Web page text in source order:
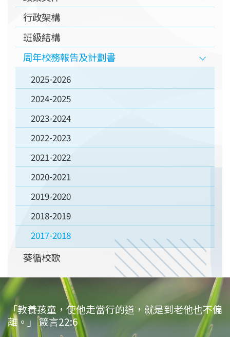
行政架構
班級結構
周年校務報告及計劃書
2025-2026
2024-2025
2023-2024
2022-2023
2021-2022
2020-2021
2019-2020
2018-2019
2017-2018
葵循校歌
「教養孩童，使他走當行的道，就是到老他也不偏
離。」 箴言22:6